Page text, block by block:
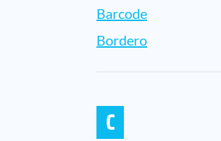
Barcode
Bordero
C